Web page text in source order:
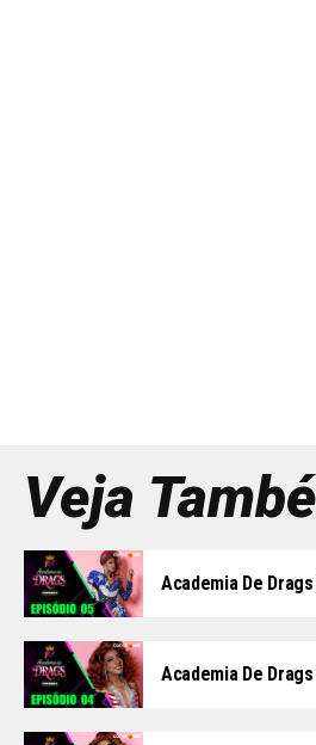
Veja
Academia De
Academia De